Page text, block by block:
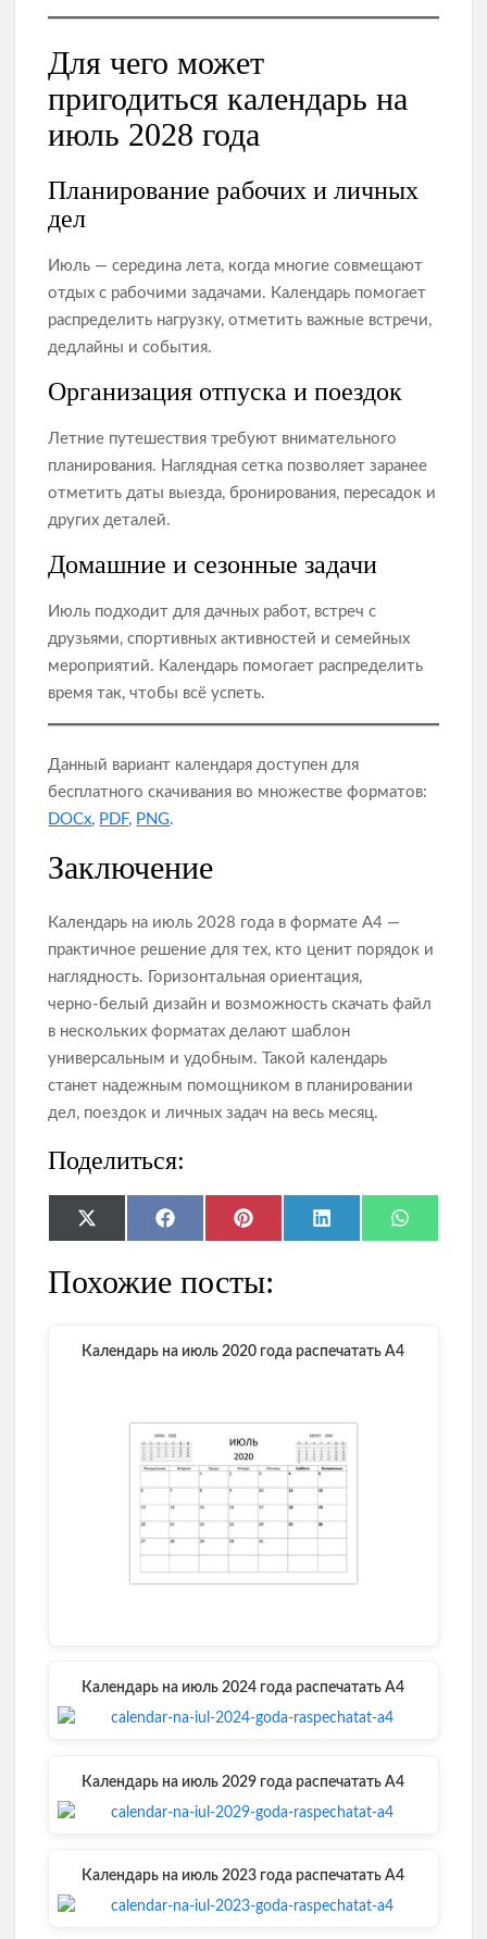
Для чего может
пригодиться календарь на
июль 2028 года
Планирование рабочих и личных
дел
Июль — середина лета, когда многие совмещают
отдых с рабочими задачами. Календарь помогает
распределить нагрузку, отметить важные встречи,
дедлайны и события.
Организация отпуска и поездок
Летние путешествия требуют внимательного
планирования. Наглядная сетка позволяет заранее
отметить даты выезда, бронирования, пересадок и
других деталей.
Домашние и сезонные задачи
Июль подходит для дачных работ, встреч с
друзьями, спортивных активностей и семейных
мероприятий. Календарь помогает распределить
время так, чтобы всё успеть.
Данный вариант календаря доступен для
бесплатного скачивания во множестве форматов:
DOCx, PDF, PNG.
Заключение
Календарь на июль 2028 года в формате А4 —
практичное решение для тех, кто ценит порядок и
наглядность. Горизонтальная ориентация,
черно‑белый дизайн и возможность скачать файл
в нескольких форматах делают шаблон
универсальным и удобным. Такой календарь
станет надежным помощником в планировании
дел, поездок и личных задач на весь месяц.
Поделиться:
Share
on
X
(
w
i
r
Share
on
F
a
e
b
Share
on
P
i
e
t
Share
on
L
i
Share
on
W
h
Похожие посты:
Календарь на июль 2020 года распечатать А4
Календарь на июль 2024 года распечатать А4
Календарь на июль 2029 года распечатать А4
Календарь на июль 2023 года распечатать А4